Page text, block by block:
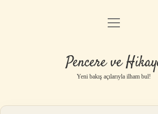
Anasayfa
Yasal Uyarı
menüyü
Pencere ve
Yeni bakış açılarıyla ilham bul!